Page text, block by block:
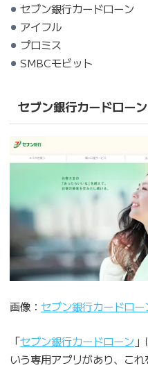
セブン銀行カードローン
アイフル
プロミス
SMBCモビット
セブン銀行カードローン
画像： セブン銀行カードロー
「セブン銀行カードローン
いう専用アプリがあり、こ